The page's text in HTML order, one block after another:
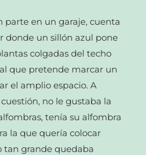
parte en un garaje, cuenta
donde un sillón azul pone
colgadas del techo
que pretende marcar un
el amplio espacio. A
no le gustaba la
tenía su alfombra
la que quería colocar
tan grande quedaba